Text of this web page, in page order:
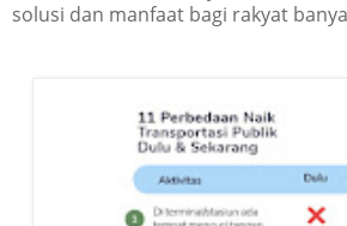
solusi dan manfaat bagi rakyat